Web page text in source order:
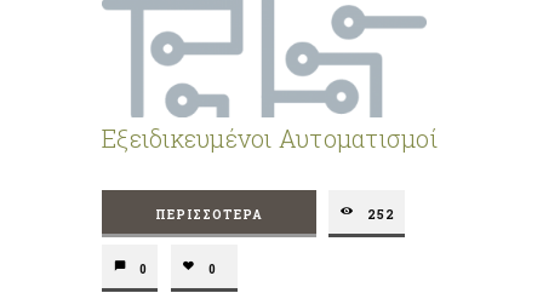
Εξειδικευμένοι Αυτοματισμοί
ΠΕΡΙΣΣΌΤΕΡΑ 252
0 0